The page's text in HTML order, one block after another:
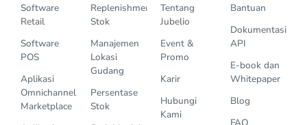
Software
Retail
Software
POS
Aplikasi
Omnichannel
Marketplace
Replenishment
Stok
Manajemen
Lokasi
Gudang
Persentase
Stok
Tentang
Jubelio
Event &
Promo
Karir
Hubungi
Kami
Bantuan
Dokumentasi
API
E-book dan
Whitepaper
Blog